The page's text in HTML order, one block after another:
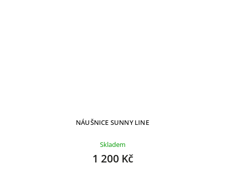
NÁUŠNICE SUNNY LINE
Skladem
1 200 Kč